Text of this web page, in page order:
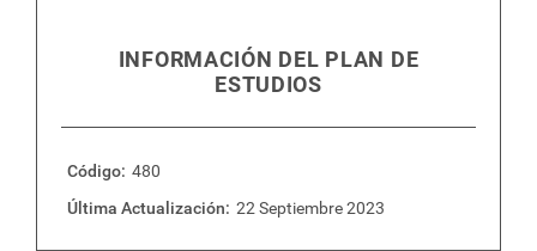
INFORMACIÓN DEL PLAN DE
ESTUDIOS
Código 480
Última Actualización
22 Septiembre 2023